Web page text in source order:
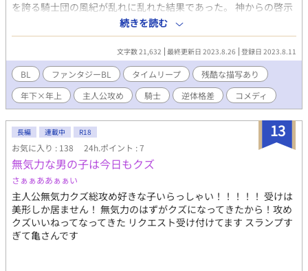
を誇る騎士団の風紀が乱れに乱れた結果であった。 神からの啓示
を受け、祝福された７人の啓示者。 そのうちの一人である聖職者
の少年ユーノは、乱れきり狂う騎士団の風紀に耐えきれず 団員を
消した後、自決してしまう。 ただ一人、副団長を残して……。 見
過ごしていたのか、それとも見ようとして来なかったのか。 同士
討ちを避けるべく、副団長は乱れたフラグを折る戦いに挑む。 頼
めば大体やらせてくれる団長、クセモノの啓示者、 血気盛んな団
員たち、最年少の自決回避。 魔物と戦う前から仕事は沢山！ 胃が
痛くなる系主人公の頑張りストーリー。 到るまで甘さ控えめ。少
しギスギスしています。ギスギスコメディです。 主人公は総攻
め。対象者は年上、同い年のみ。 過去に攻めのキャラも主人公の
前では全員受け。 各々違うifのような時空で用意予定。 ハーレム
エンドは予定しておりません。 ムーンライトノベルにも投稿して
います。
続きを読む
文字数 21,632 最終更新日 2023.8.26 登録日 2023.8.11
BL ファンタジーBL タイムリープ
残酷な描写あり
年下×年上
主人公攻め 騎士 逆体格差 コメディ
13
長編 連載中 R18
お気に入り : 138 24h.ポイント : 7
無気力な男の子は今日もクズ
さぁぁああぁぁい
主人公無気力クズ総攻め好きな子いらっしゃい！！！！！ 受けは
美形しか居ません！ 無気力のはずがクズになってきたから！攻め
クズいいねってなってきた リクエスト受け付けてます スランプす
ぎて亀さんです